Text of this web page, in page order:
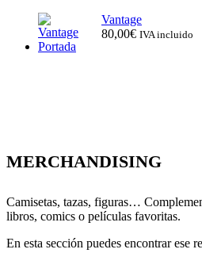
Vantage
80,00€ IVA incluido
MERCHANDISING
Camisetas, tazas, figuras…
libros, comics o películas favoritas.
En esta sección puedes encontrar ese